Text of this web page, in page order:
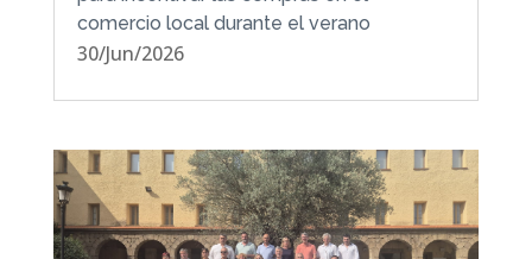
comercio local durante el verano
30/Jun/2026